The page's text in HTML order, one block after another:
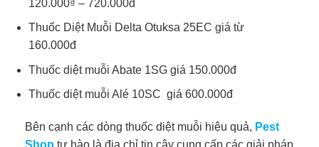
120.000₫ – 720.000đ
Thuốc Diệt Muỗi Delta Otuksa 25EC giá từ
160.000đ
Thuốc diệt muỗi Abate 1SG giá 150.000đ
Thuốc diệt muỗi Alé 10SC giá 600.000đ
Bên cạnh các dòng thuốc diệt muỗi hiệu quả, Pest